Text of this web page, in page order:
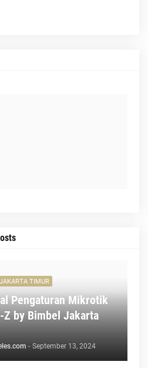
TIMUR
Pengaturan Mikrotik
Z by Bimbel Jakarta
- September 13, 2024